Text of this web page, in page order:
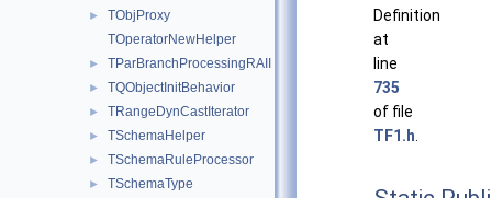
►
TObjProxy
TOperatorNewHelper
► TParBranchProcessingRAII
► TQObjectInitBehavior
► TRangeDynCastIterator
► TSchemaHelper
► TSchemaRuleProcessor
► TSchemaType
Definition
at
line
735
of file
TF1.h